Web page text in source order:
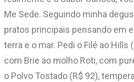
Me Sede. Seguindo minha
pratos principais pensando em
terra e o mar. Pedi o Filé ao Hills
com Brie ao molho Roti, com
o Polvo Tostado (R$ 92),